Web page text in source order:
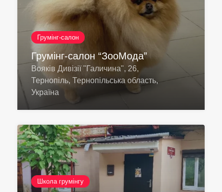
Грумінг-салон
Грумінг-салон “ЗооМода”
Вояків Дивізії "Галичина", 26,
Тернопіль, Тернопільська область,
Україна
Школа грумінгу